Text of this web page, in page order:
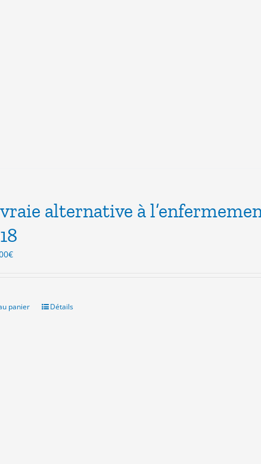
alternative à
€Le
3.00€.
panier Détails